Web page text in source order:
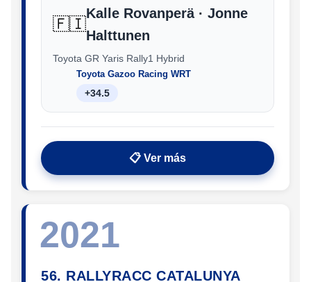
🇫🇮
Kalle Rovanperä · Jonne
Halttunen
Toyota GR Yaris Rally1 Hybrid
Toyota Gazoo Racing WRT
+34.5
📋 Ver más
2021
56. RALLYRACC CATALUNYA